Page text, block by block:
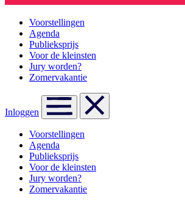
Voorstellingen
Agenda
Publieksprijs
Voor de kleinsten
Jury worden?
Zomervakantie
Inloggen
Voorstellingen
Agenda
Publieksprijs
Voor de kleinsten
Jury worden?
Zomervakantie